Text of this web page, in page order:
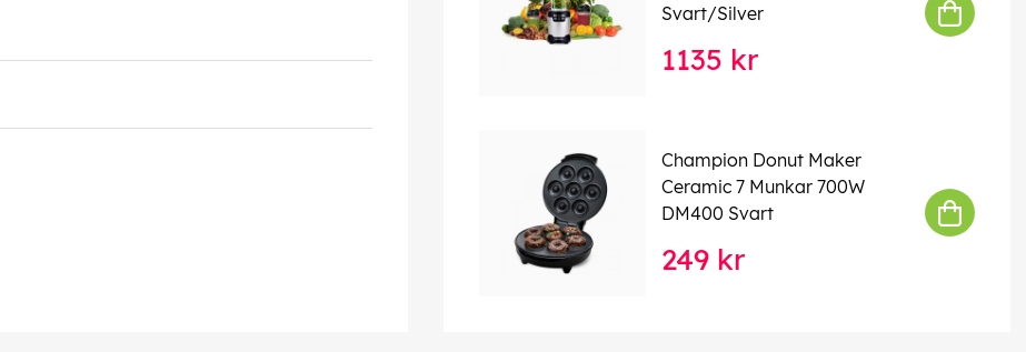
Svart/Silver
1135 kr
Champion Donut Maker
Ceramic 7 Munkar 700W
DM400 Svart
249 kr